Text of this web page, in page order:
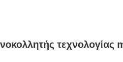
τεχνολογίας